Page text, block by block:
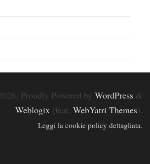
Proudly Powered by WordPress &
Weblogix (feat. WebYatri Themes).
Leggi la cookie policy dettagliata.